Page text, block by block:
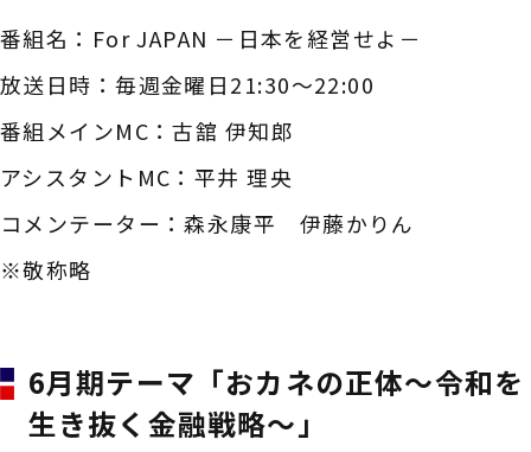
番組名：For JAPAN －日本を経営せよ－
放送日時：毎週金曜日21:30～22:00
番組メインMC：古舘 伊知郎
アシスタントMC：平井 理央
コメンテーター：森永康平 伊藤かりん
※敬称略
6月期テーマ 「おカネの正体～令和を
生き抜く金融戦略～」